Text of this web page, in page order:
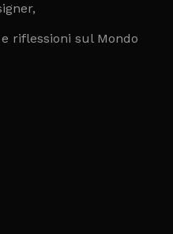
riflessioni sul Mondo